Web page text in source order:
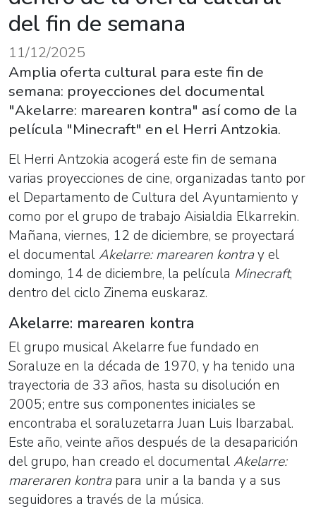
del fin de semana
11/12/2025
Amplia oferta cultural para este fin de
semana: proyecciones del documental
"Akelarre: marearen kontra" así como de la
película "Minecraft" en el Herri Antzokia.
El Herri Antzokia acogerá este fin de semana
varias proyecciones de cine, organizadas tanto por
el Departamento de Cultura del Ayuntamiento y
como por el grupo de trabajo Aisialdia Elkarrekin.
Mañana, viernes, 12 de diciembre, se proyectará
el documental Akelarre: marearen kontray el
domingo, 14 de diciembre, la película Minecraft,
dentro del ciclo Zinema euskaraz.
Akelarre: marearen kontra
El grupo musical Akelarre fue fundado en
Soraluze en la década de 1970, y ha tenido una
trayectoria de 33 años, hasta su disolución en
2005; entre sus componentes iniciales se
encontraba el soraluzetarra Juan Luis Ibarzabal.
Este año, veinte años después de la desaparición
del grupo, han creado el documental Akelarre:
mareraren kontrapara unir a la banda y a sus
seguidores a través de la música.